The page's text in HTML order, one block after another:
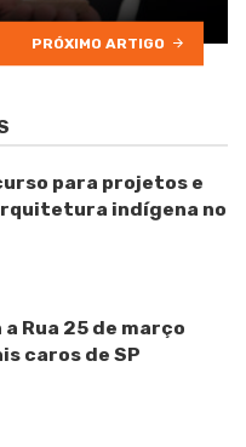
PRÓXIMO ARTIGO
para projetos e
indígena no
Rua 25 de março
caros de SP